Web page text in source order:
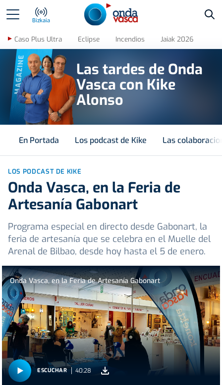
Bizkaia
Caso Plus Ultra Eclipse Incendios Jaiak 2026
MAGAZINE
Las tardes de Onda
Vasca con Kike
Alonso
En Portada Los podcast de Kike Las
LOS PODCAST DE KIKE
Onda Vasca, en la Feria de
Artesanía Gabonart
Programa especial en directo desde Gabonart, la
feria de artesanía que se celebra en el Muelle del
Arenal de Bilbao, desde hoy hasta el 5 de enero.
Onda Vasca, en la Feria de Artesanía Gabonart
ESCUCHAR 40:28